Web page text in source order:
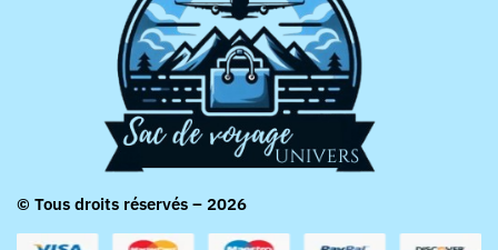
© Tous droits réservés – 2026